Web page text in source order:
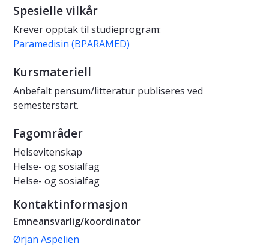
Spesielle vilkår
Krever opptak til studieprogram:
Paramedisin (BPARAMED)
Kursmateriell
Anbefalt pensum/litteratur publiseres ved
semesterstart.
Fagområder
Helsevitenskap
Helse- og sosialfag
Helse- og sosialfag
Kontaktinformasjon
Emneansvarlig/koordinator
Ørjan Aspelien